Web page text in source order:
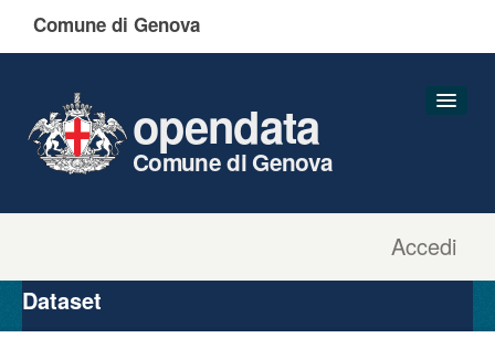
Comune di Genova
Accedi
opendata
Comune di Genova
Organizzazioni
Gruppi
Dataset